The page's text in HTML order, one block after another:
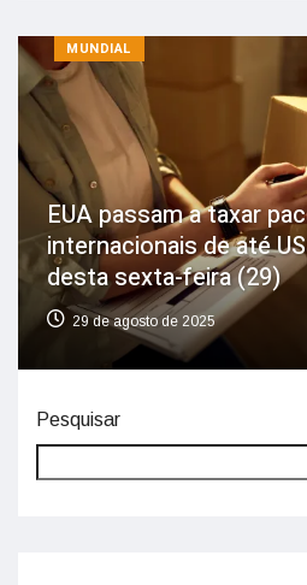
MUNDIAL
EUA passam a taxar
internacionais de até
desta sexta-feira (29)
29 de agosto de 2025
Pesquisar